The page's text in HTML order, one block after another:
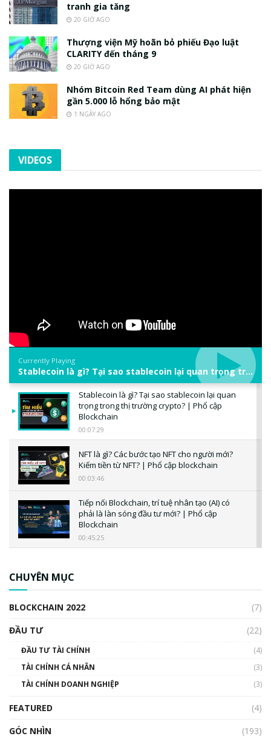
tranh gia tăng
20 GIỜ AGO
Thượng viện Mỹ hoãn bỏ phiếu Đạo luật
CLARITY đến tháng 9
20 GIỜ AGO
Nhóm Bitcoin Red Team dùng AI phát hiện
gần 5.000 lỗ hổng bảo mật
1 NGÀY AGO
VIDEOS
Currently Playing
Stablecoin là gì? Tại sao stablecoin lại quan trọng trong thị trường crypto? | Phổ cập Blockchain
Stablecoin là gì? Tại sao stablecoin lại quan
trọng trong thị trường crypto? | Phổ cập
Blockchain
00:07:29
NFT là gì? Các bước tạo NFT cho người mới?
Kiếm tiền từ NFT? | Phổ cập blockchain
00:03:46
Tiếp nối Blockchain, trí tuệ nhân tạo (AI) có
phải là làn sóng đầu tư mới? | Phổ cập
Blockchain
00:45:25
00:02:14
Nhìn lại năm 2022: Những sự kiện ảnh hưởng
đến hệ sinh thái tiền mã hoá | Phổ cập
CHUYÊN MỤC
BLOCKCHAIN 2022
(7)
ĐẦU TƯ
(22)
ĐẦU TƯ TÀI CHÍNH
(4)
TÀI CHÍNH CÁ NHÂN
(3)
TÀI CHÍNH DOANH NGHIỆP
(3)
FEATURED
(4)
GÓC NHÌN
(193)